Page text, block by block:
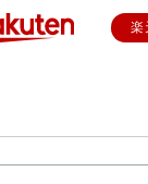
楽